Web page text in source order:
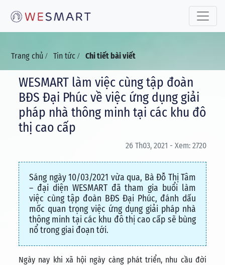
Trang chủ / Tin tức / Chi tiết bài viết
WESMART làm việc cùng tập đoàn
BĐS Đại Phúc về việc ứng dụng giải
pháp nhà thông minh tại các khu đô
thị cao cấp
26 Th03, 2021 - Xem: 2720
Sáng ngày 10/03/2021 vừa qua, Bà Đỗ Thị Tâm
– đại diện WESMART đã tham gia buổi làm
việc cùng tập đoàn BĐS Đại Phúc, đánh dấu
mốc quan trọng việc ứng dụng giải pháp nhà
thông minh tại các khu đô thị cao cấp sẽ bùng
nổ trong giai đoạn tới.
Ngày nay khi xã hội ngày càng phát triển, nhu cầu đời